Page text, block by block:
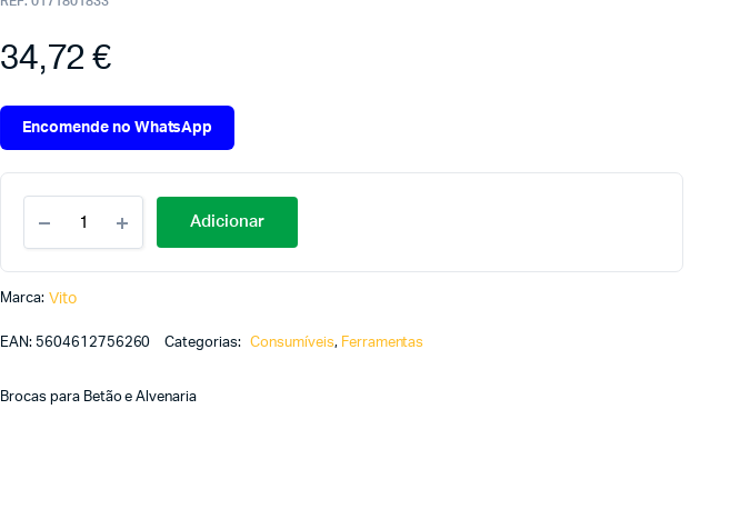
34,72€
Encomende no WhatsApp
Adicionar
Marca: Vito
EAN: 5604612756260 Categorias: Consumíveis, Ferramentas
Brocas para Betão e Alvenaria